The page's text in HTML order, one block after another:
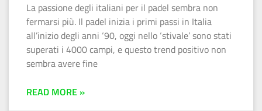
La passione degli italiani per il padel sembra non
fermarsi più. Il padel inizia i primi passi in Italia
all’inizio degli anni ‘90, oggi nello ‘stivale’ sono stati
superati i 4000 campi, e questo trend positivo non
sembra avere fine
READ MORE »